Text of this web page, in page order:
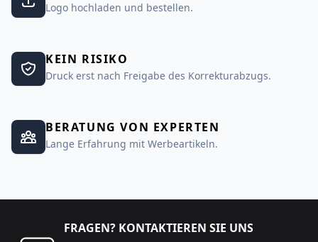
Logo hochladen und bestellen.
KEIN RISIKO
Druck erst nach Freigabe des Korrekturabzugs.
BERATUNG VON EXPERTEN
Lange Erfahrung mit Werbeartikeln.
FRAGEN? KONTAKTIEREN SIE UNS